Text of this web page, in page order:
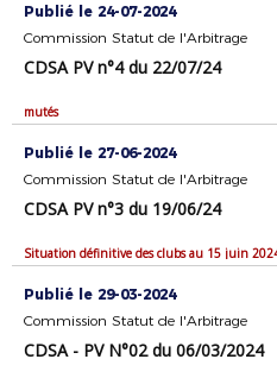
Publié le 24-07-2024
Commission Statut de l'Arbitrage
CDSA PV n°4 du 22/07/24
mutés
Publié le 27-06-2024
Commission Statut de l'Arbitrage
CDSA PV n°3 du 19/06/24
Situation définitive des clubs au 15 juin
Publié le 29-03-2024
Commission Statut de l'Arbitrage
CDSA - PV N°02 du 06/03/2024